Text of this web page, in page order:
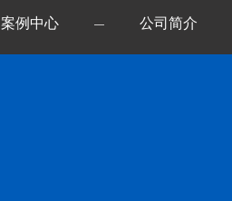
案例中心 — 公司简介